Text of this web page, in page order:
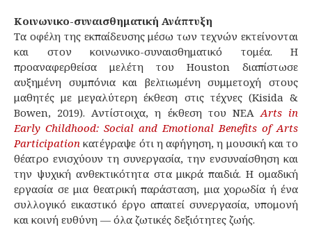
Κοινωνικο-συναισθηματική Ανάπτυξη
Τα οφέλη της εκπαίδευσης μέσω των τεχνών εκτείνονται
και στον κοινωνικο-συναισθηματικό τομέα. Η
προαναφερθείσα μελέτη του Houston διαπίστωσε
αυξημένη συμπόνια και βελτιωμένη συμμετοχή στους
μαθητές με μεγαλύτερη έκθεση στις τέχνες (Kisida &
Bowen, 2019). Αντίστοιχα, η έκθεση του NEAArts in
Early Childhood: Social and Emotional Benefits of Arts
Participation κατέγραψε ότι η αφήγηση, η μουσική και το
θέατρο ενισχύουν τη συνεργασία, την ενσυναίσθηση και
την ψυχική ανθεκτικότητα στα μικρά παιδιά. Η ομαδική
εργασία σε μια θεατρική παράσταση, μια χορωδία ή ένα
συλλογικό εικαστικό έργο απαιτεί συνεργασία, υπομονή
και κοινή ευθύνη — όλα ζωτικές δεξιότητες ζωής.